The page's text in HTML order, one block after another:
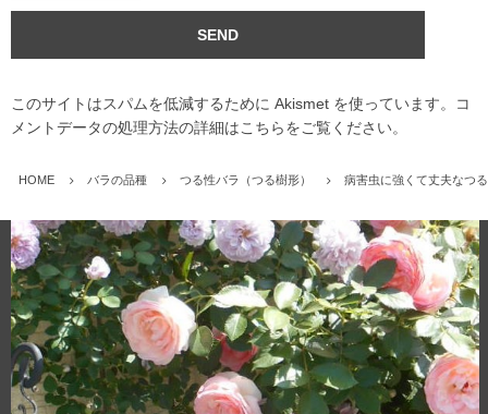
このサイトはスパムを低減するために Akismet を使っています。
コ
メントデータの処理方法の詳細はこちらをご覧ください。
HOME バラの品種 つる性バラ（つる樹形） 病害虫に強くて丈夫なつ